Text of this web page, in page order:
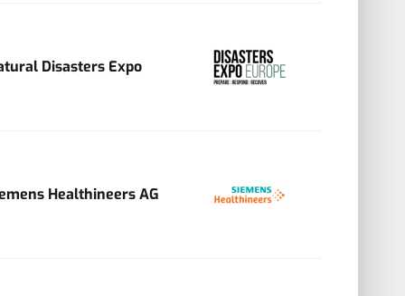
Disasters Expo
Healthineers AG